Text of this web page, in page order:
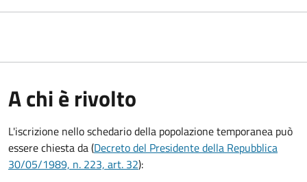
A chi è rivolto
L'iscrizione nello schedario della popolazione temporanea può
essere chiesta da (Decreto del Presidente della Repubblica
30/05/1989, n. 223, art. 32):